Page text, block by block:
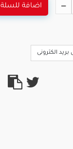
اضافة للسلة
بريد الكترونى